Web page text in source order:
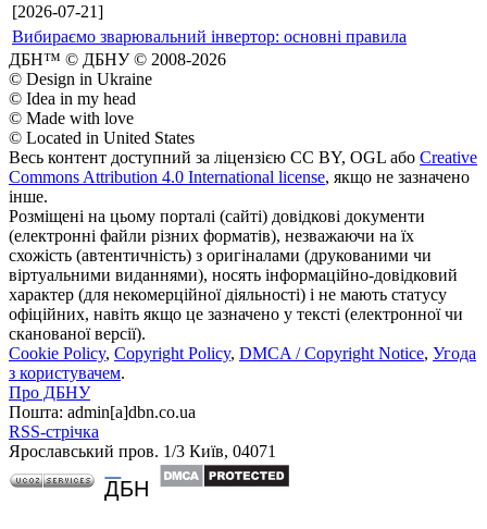
[2026-07-21]
Вибираємо зварювальний інвертор: основні правила
ДБН™ © ДБНУ © 2008-2026
© Design in Ukraine
© Idea in my head
© Made with love
© Located in United States
Весь контент доступний за ліцензією CC BY, OGL або Creative
Commons Attribution 4.0 International license, якщо не зазначено
інше.
Розміщені на цьому порталі (сайті) довідкові документи
(електронні файли різних форматів), незважаючи на їх
схожість (автентичність) з оригіналами (друкованими чи
віртуальними виданнями), носять інформаційно-довідковий
характер (для некомерційної діяльності) і не мають статусу
офіційних, навіть якщо це зазначено у тексті (електронної чи
сканованої версії).
Cookie Policy, Copyright Policy, DMCA / Copyright Notice, Угода
з користувачем.
Про ДБНУ
Пошта: admin[а]dbn.co.ua
RSS-стрічка
Ярославський пров. 1/3 Київ, 04071